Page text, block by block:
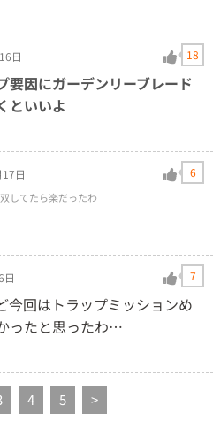
日 18
要因にガーデンリーブレード
といいよ
日 6
してたら楽だったわ
日 7
今回はトラップミッションめ
ったと思ったわ…
4 5 >